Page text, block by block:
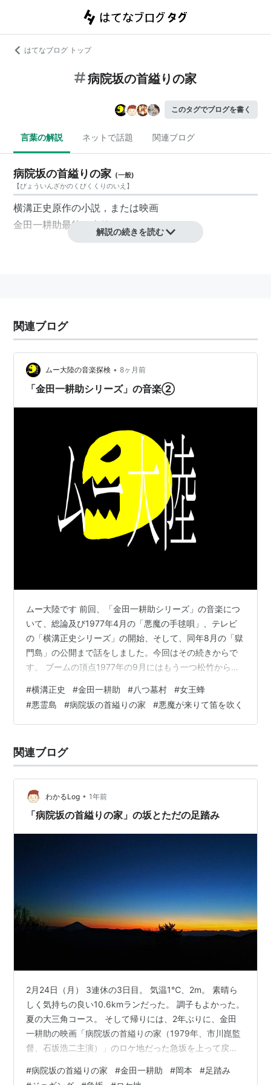
はてなブログ トップ
病院坂の首縊りの家
このタグでブログを書く
言葉の解説 ネットで話題 関連ブログ
病院坂の首縊りの家 (一般)
【びょういんざかのくびくくりのいえ 】
横溝正史原作の小説，または映画
金田一耕助最後の事件である。
解説の続きを読む
関連ブログ
ムー大陸の音楽探検 • 8ヶ月前
「金田一耕助シリーズ」の音楽②
ムー大陸です 前回、「金田一耕助シリーズ」の音楽につ
いて、総論及び1977年4月の「悪魔の手毬唄」、テレビ
の「横溝正史シリーズ」の開始、そして、同年8月の「獄
門島」の公開まで話をしました。今回はその続きからで
す。 ブームの頂点1977年の9月にはもう一つ松竹から
画化して公開する計画だったところ、松竹と方針で揉め
て東宝へ企画を移したと聞きました。そうして作った
「犬神家の一族」は1年前にヒット、その後既に2作も映
川春樹氏は「今だ！」と思って、スピードを求めたのか
も知れません。 一方で松竹は時間を掛け…
#横溝正史 #金田一耕助 #八つ墓村 #女王蜂
#悪霊島 #病院坂の首縊りの家 #悪魔が来りて笛を吹く
関連ブログ
わかるLog • 1年前
「病院坂の首縊りの家」の坂とただの足踏み
2月24日（月） 3連休の3日目。 気温1℃、2m。 素晴ら
しく気持ちの良い10.6kmランだった。 調子もよかった。
夏の大三角コース。 そして帰りには、2年ぶりに、金田
一耕助の映画「病院坂の首縊りの家（1979年、市川崑監
督、石坂浩二主演）」のロケ地だった急坂を上って戻っ
これ↓ 坂の周囲は変わっているが、正真正銘この坂であ
#病院坂の首縊りの家 #金田一耕助 #岡本 #足踏み